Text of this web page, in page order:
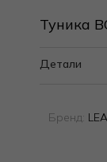
Туника
Детали
Бренд: